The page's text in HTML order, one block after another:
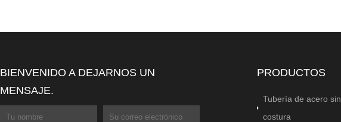
BIENVENIDO A DEJARNOS UN
MENSAJE.
PRODUCTOS
Tubería de acero sin
costura